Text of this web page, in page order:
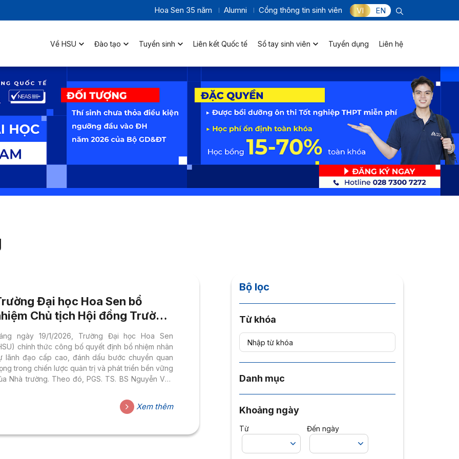
Hoa Sen 35 năm Alumni Cổng thông tin sinh viên VI EN
Về HSU Đào tạo Tuyển sinh Liên kết Quốc tế Sổ tay sinh viên Tuyển dụng Liên hệ
Đại học Hoa Sen bổ
Chủ tịch Hội đồng Trường
Hiệu trưởng: Dấu mốc cho
đoạn phát triển mới
ngày 19/1/2026, Trường Đại học Hoa Sen
chính thức công bố quyết định bổ nhiệm nhân
lãnh đạo cấp cao, đánh dấu bước chuyển quan
trong chiến lược quản trị và phát triển bền vững
Nhà trường. Theo đó, PGS. TS. BS Nguyễn Văn
và PGS. TS Nguyễn Hữu Huy Nhựt giữ chức
trưởng Trường Đại học Hoa Sen. Trường Đại
tiễn Quyết định bổ nhiệm thể hiện sự tin...
Xem thêm
Bộ lọc
Từ khóa
Danh mục
Khoảng ngày
Từ Đến ngày